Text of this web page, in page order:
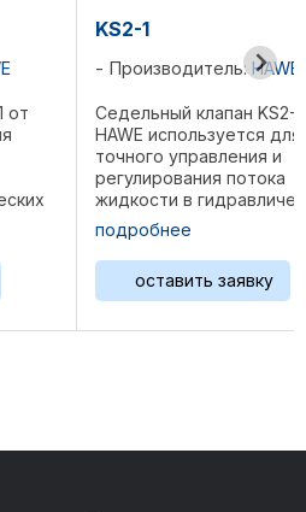
Производитель:HAWE
Седельный клапан KS2-1 от
HAWE используется для
точного управления и
регулирования потока
жидкости в гидравлических
системах. Он применяется в
системах высокого давления
для включения и выключения
потока, а также для
управления различными
операциями ...
подробнее
оставить заявку